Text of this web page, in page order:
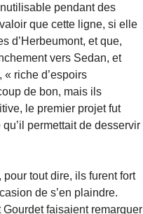
pendant des
que cette ligne, si elle
d’Herbeumont, et que,
vers Sedan, et
« riche d’espoirs
de bon, mais ils
le premier projet fut
permettait de desservir
tout dire, ils furent fort
de s’en plaindre.
Gourdet faisaient remarquer